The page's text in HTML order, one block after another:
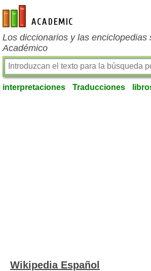
es-academic.com
Los diccionarios y las enciclopedias
Académico
interpretaciones Traducciones
Wikipedia Español